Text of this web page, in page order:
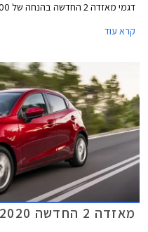
דגמי מאזדה 2 החדשה בהנחה של 5,000 ₪ ממחיר המחירון.
קרא עוד
מאזדה 2 החדשה 2020 בישראל - מתיחת פנים